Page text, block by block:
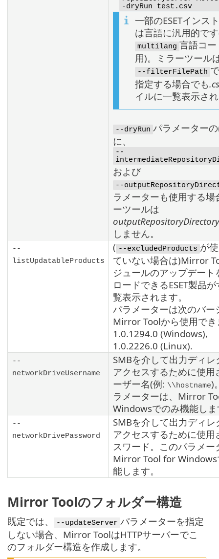
-dryRun test.csv
一部のESETインス
は言語に汎用的で
multilang 言語コ
用)。ミラーツール
--filterFilePath で
指定する場合でも
イルに一覧表示さ
--dryRun パラメーター
に、
--
および
--
ラメーターも使用する場
ーツールは
outputRepositoryDirectory
しません。
--
listUpdatableProducts
( --excludedProducts が
ていない場合は)Mirror
ジュールのアップデート
ロードできるESET製品が
覧表示されます。
パラメーターは次のバー
Mirror Toolから使用で
1.0.1294.0 (Windows),
1.0.2226.0 (Linux).
--
networkDriveUsername
SMBを介して出力ディレ
アクセスするために使用
ーザー名(例: \\hostname)
ラメーターは、 Mirror
Windowsでのみ機能し
--
networkDrivePassword
SMBを介して出力ディレ
アクセスするために使用
スワード。このパラメー
Mirror Tool for Windows
能します。
Mirror Toolのフォルダー構造
既定では、 --updateServer パラメーターを指定
しない場合、Mirror ToolはHTTPサーバーでこ
のフォルダー構造を作成します。